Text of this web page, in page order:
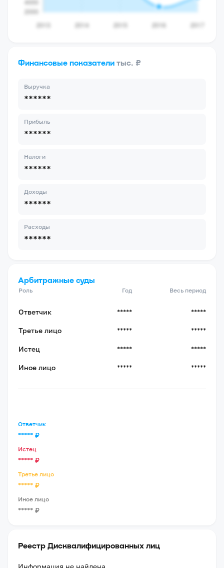
Финансовые показатели тыс. ₽
Выручка
******
Прибыль
******
Налоги
******
Доходы
******
Расходы
******
Арбитражные суды
Роль Год Весь период
Ответчик ***** *****
Третье лицо ***** *****
Истец ***** *****
Иное лицо ***** *****
Ответчик
***** ₽
Истец
***** ₽
Третье лицо
***** ₽
Иное лицо
***** ₽
Реестр Дисквалифицированных лиц
Информация не найдена